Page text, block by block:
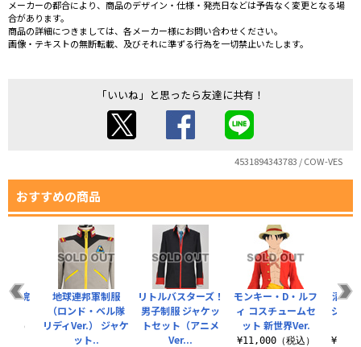
メーカーの都合により、商品のデザイン・仕様・発売日などは予告なく変更となる場
合があります。
商品の詳細につきましては、各メーカー様にお問い合わせください。
画像・テキストの無断転載、及びそれに準ずる行為を一切禁止いたします。
「いいね」と思ったら友達に共有！
4531894343783 / COW-VES
おすすめの商品
リトルバスターズ！
男子制服 ジャケッ
トセット（アニメ
Ver...
モンキー・D・ルフ
ィ コスチュームセ
ット 新世界Ver.
¥11,000（税込）
清澄
ジャ
学院
込）
地球連邦軍制服
（ロンド・ベル隊
リディVer.） ジャケ
ット..